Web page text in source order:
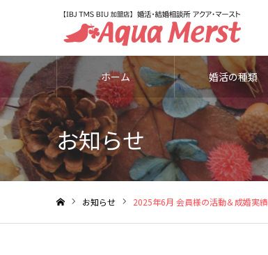
ホーム 婚活の種類
お知らせ
お知らせ 2025年6月 会員様の活動＆成婚実績